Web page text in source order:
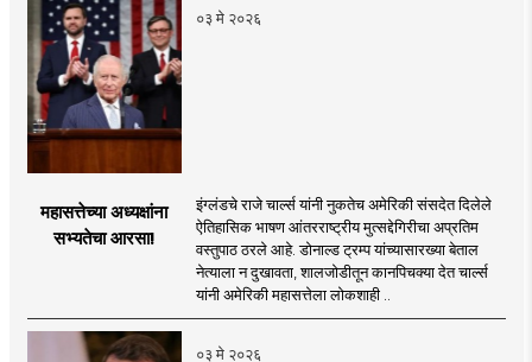
०३ मे २०२६
महासत्तेच्या अध्यक्षांना
सभ्यतेचा आरसा!
इंग्लंडचे राजे चार्ल्स यांनी नुकतेच अमेरिकी संसदेत दिलेले
ऐतिहासिक भाषण आंतरराष्ट्रीय मुत्सद्देगिरीचा अप्रतिम
वस्तुपाठ ठरले आहे. डोनाल्ड ट्रम्प यांच्यासारख्या बेताल
नेत्याला न दुखावता, शालजोडीतून कानपिचक्या देत चार्ल्स
यांनी अमेरिकी महासत्तेला लोकशाही ..
०३ मे २०२६